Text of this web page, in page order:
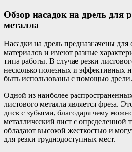
Обзор насадок на дрель для
металла
Насадки на дрель предназначены для
материалов и имеют разные
типа работы. В случае резки
несколько полезных и эффективных
быть использованы с помощью дрели.
Одной из наиболее
листового металла является фреза.
диск с зубьями, благодаря чему
металлический лист с
обладают высокой жесткостью и
для резки труднодоступных мест.